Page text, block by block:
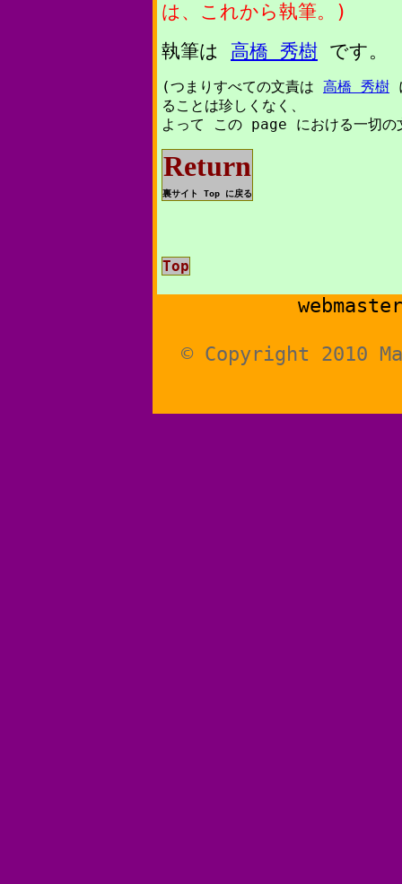
は、これから執筆。)
執筆は 高橋 秀樹 です。
(つまりすべての文責は 高橋 秀樹
ることは珍しくなく、
よって この page における一切の
Return
裏サイト Top に戻る
Top
© Copyright 2010